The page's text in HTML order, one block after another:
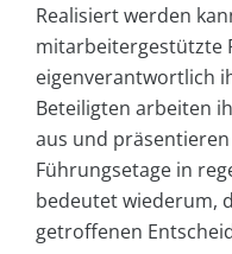
Realisiert werden
mitarbeitergestützte
eigenverantwortlich
Beteiligten arbeiten
aus und
Führungsetage in
bedeutet wiederum,
getroffenen